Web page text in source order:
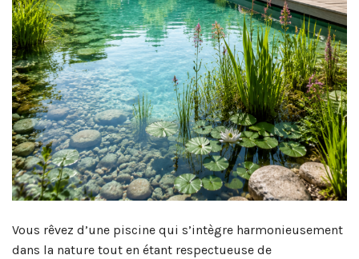
Vous rêvez d’une piscine qui s’intègre harmonieusement
dans la nature tout en étant respectueuse de